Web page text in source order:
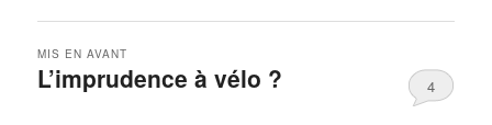
L’imprudence à vélo ?
MIS EN AVANT
4